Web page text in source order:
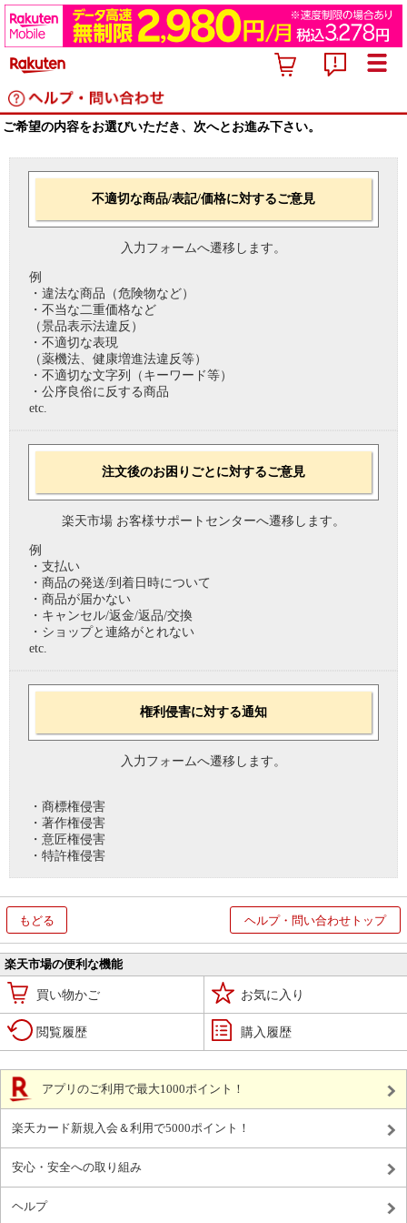
ご希望の内容をお選びいただき、次へとお進み下さい。
不適切な商品/表記/価格に対するご意見
入力フォームへ遷移します。
例
・違法な商品（危険物など）
・不当な二重価格など
（景品表示法違反）
・不適切な表現
（薬機法、健康増進法違反等）
・不適切な文字列（キーワード等）
・公序良俗に反する商品
etc.
注文後のお困りごとに対するご意見
楽天市場 お客様サポートセンターへ遷移します。
例
・支払い
・商品の発送/到着日時について
・商品が届かない
・キャンセル/返金/返品/交換
・ショップと連絡がとれない
etc.
権利侵害に対する通知
入力フォームへ遷移します。
・商標権侵害
・著作権侵害
・意匠権侵害
・特許権侵害
もどる ヘルプ・問い合わせトップ
楽天市場の便利な機能
買い物かご お気に入り
閲覧履歴 購入履歴
アプリのご利用で最大1000ポイント！
楽天カード新規入会＆利用で5000ポイント！
安心・安全への取り組み
ヘルプ